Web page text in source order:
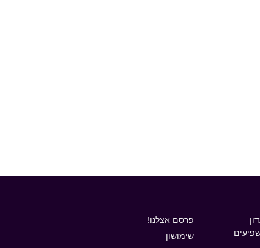
פרסם אצלנו!
שימושון